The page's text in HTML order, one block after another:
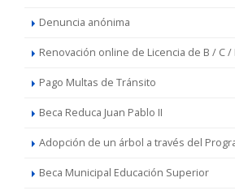
Denuncia anónima
Renovación online de Licencia de B / C /
Pago Multas de Tránsito
Beca Reduca Juan Pablo II
Adopción de un árbol a través del
Beca Municipal Educación Superior